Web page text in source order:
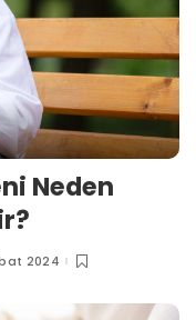
Neden
2024